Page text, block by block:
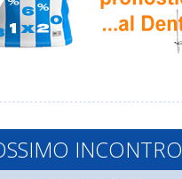
INCONTRO